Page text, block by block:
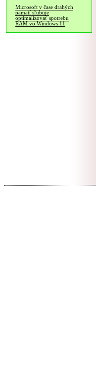
Microsoft v čase drahých
pamätí sľubuje
optimalizovať spotrebu
RAM vo Windows 11